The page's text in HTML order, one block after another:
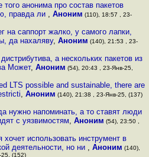
анонима про состав пакетов
правда ли , Аноним (110), 18:57 , 23-
на саппорт жалко, у самого лапки,
да нахаляву,Аноним (140), 21:53 , 23-
а нескольких пакетов из
Может, Аноним (54), 20:43 , 23-Янв-25,
LTS possible and sustainable, there are
,Аноним (140), 21:38 , 23-Янв-25, (137)
нужно напоминать, а то ставят люди
с уязвимостям, Аноним (54), 23:50 ,
использовать инструмент в
деятельности, но ни , Аноним (140),